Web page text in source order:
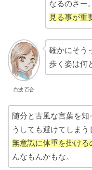
なるのさー。
見る事が重
白波 百合
確かにそう
歩く姿は何
随分と古風な言葉を
うしても避けてしまう
無意識に体重を掛ける
んなもんかもな。